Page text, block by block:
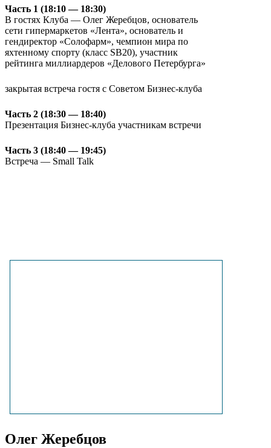
Часть 1 (18:10 — 18:30)
В гостях Клуба — Олег Жеребцов, основатель
сети гипермаркетов «Лента», основатель и
гендиректор «Солофарм», чемпион мира по
яхтенному спорту (класс SB20), участник
рейтинга миллиардеров «Делового Петербурга»
закрытая встреча гостя с Советом Бизнес-клуба
Часть 2 (18:30 — 18:40)
Презентация Бизнес-клуба участникам встречи
Часть 3 (18:40 — 19:45)
Встреча — Small Talk
Олег Жеребцов